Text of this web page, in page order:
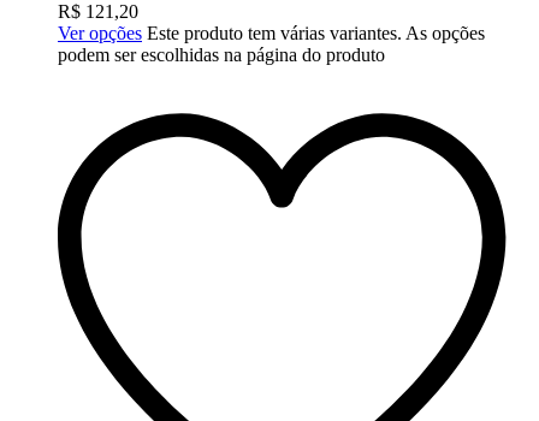
R$ 121,20
Ver opções Este produto tem várias variantes. As opções
podem ser escolhidas na página do produto